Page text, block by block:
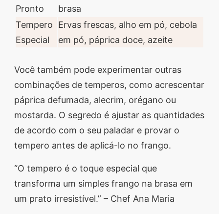
Pronto
brasa
Tempero
Especial
Ervas frescas, alho em pó, cebola
em pó, páprica doce, azeite
Você também pode experimentar outras
combinações de temperos, como acrescentar
páprica defumada, alecrim, orégano ou
mostarda. O segredo é ajustar as quantidades
de acordo com o seu paladar e provar o
tempero antes de aplicá-lo no frango.
“O tempero é o toque especial que
transforma um simples frango na brasa em
um prato irresistível.” – Chef Ana Maria